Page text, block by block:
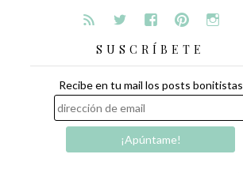
SUSCRÍBETE
Recibe en tu mail los posts bonitistas